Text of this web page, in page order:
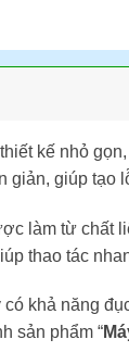
kế nhỏ
giản, giúp tạo
làm từ chất
thao tác
khả năng
sản phẩm “